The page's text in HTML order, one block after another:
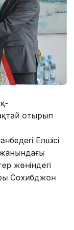
отырып
Елшісі
жанындағы
жөніндегі
Сохибджон